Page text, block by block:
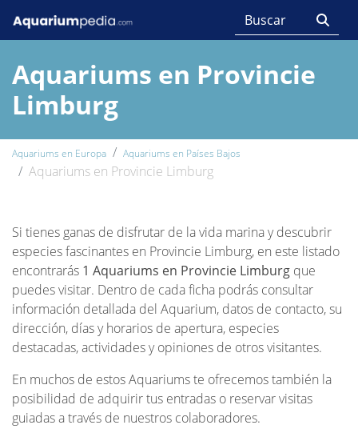
Aquariums en Provincie
Limburg
Aquariums en Europa Aquariums en Países Bajos
Aquariums en Provincie Limburg
Si tienes ganas de disfrutar de la vida marina y descubrir
especies fascinantes en Provincie Limburg, en este listado
encontrarás 1 Aquariums en Provincie Limburg que
puedes visitar. Dentro de cada ficha podrás consultar
información detallada del Aquarium, datos de contacto, su
dirección, días y horarios de apertura, especies
destacadas, actividades y opiniones de otros visitantes.
En muchos de estos Aquariums te ofrecemos también la
posibilidad de adquirir tus entradas o reservar visitas
guiadas a través de nuestros colaboradores.